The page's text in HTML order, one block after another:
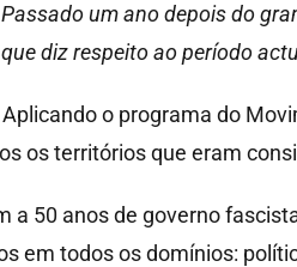
Passado um ano depois do
diz respeito ao período
o programa do
os territórios que eram
a 50 anos de governo
em todos os domínios: